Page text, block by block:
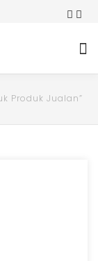
Produk Jualan”